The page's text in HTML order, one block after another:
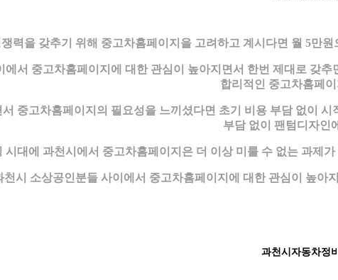
력을 갖추기 위해 중고차홈페이지을 고려하고 계시다면 월 5만
에서 중고차홈페이지에 대한 관심이 높아지면서 한번 제대로 갖
합리적인 중고차홈페
중고차홈페이지의 필요성을 느끼셨다면 초기 비용 부담 없이
부담 없이 팬텀디자인
시대에 과천시에서 중고차홈페이지은 더 이상 미룰 수 없는 과제
천시 소상공인분들 사이에서 중고차홈페이지에 대한 관심이 높
과천시자동차정